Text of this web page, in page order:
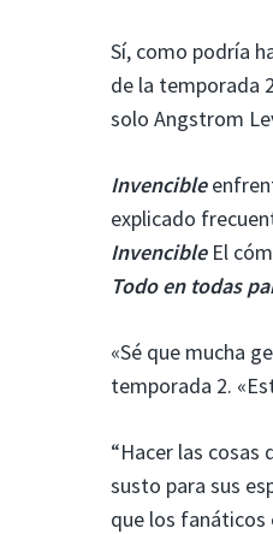
Sí, como podría
de la temporada
solo Angstrom
Invencible
explicado
Invencible El
Todo en todas
«Sé que mucha
temporada 2.
“Hacer las cosas
susto para sus
que los fanáticos